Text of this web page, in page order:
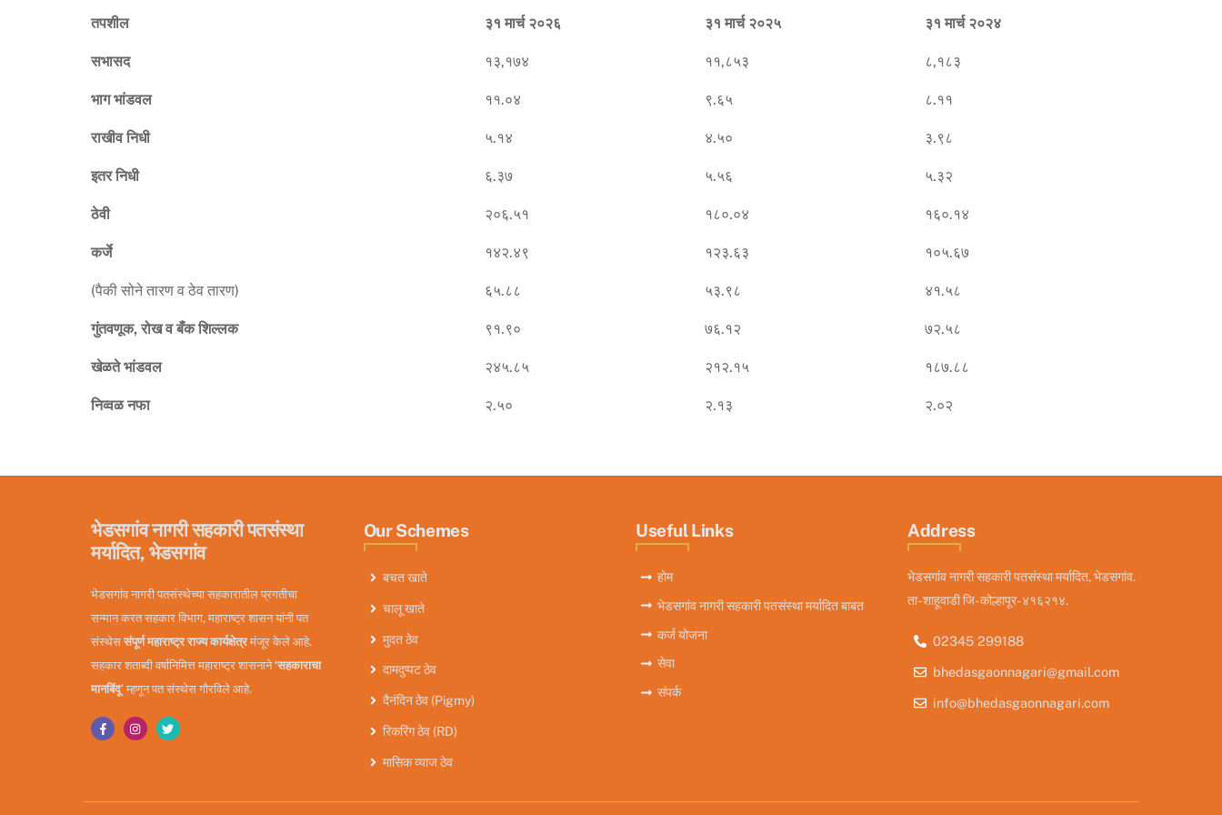
तपशील ३१ मार्च २०२६ ३१ मार्च २०२५ ३१ मार्च २०२४
सभासद १३,१७४ ११,८५३ ८,१८३
भाग भांडवल ११.०४ ९.६५ ८.११
राखीव निधी ५.१४ ४.५० ३.९८
इतर निधी ६.३७ ५.५६ ५.३२
ठेवी २०६.५१ १८०.०४ १६०.१४
कर्जे १४२.४९ १२३.६३ १०५.६७
(पैकी सोने तारण व ठेव तारण) ६५.८८ ५३.९८ ४१.५८
गुंतवणूक, रोख व बँक शिल्लक ९१.९० ७६.१२ ७२.५८
खेळते भांडवल २४५.८५ २१२.१५ १८७.८८
निव्वळ नफा २.५० २.१३ २.०२
भेडसगांव नागरी सहकारी पतसंस्था
मर्यादित, भेडसगांव
भेडसगांव नागरी पतसंस्थेच्या सहकारातील प्रगतीचा
सन्मान करत सहकार विभाग, महाराष्ट्र शासन यांनी पत
संस्थेससंपूर्ण महाराष्ट्र राज्य कार्यक्षेत्रमंजूर केले आहे.
सहकार शताब्दी वर्षानिमित्त महाराष्ट्र शासनाने‘सहकाराचा
मानबिंदू’ म्हणून पत संस्थेस गौरविले आहे.
Our Schemes
बचत खाते
चालू खाते
मुदत ठेव
दामदुप्पट ठेव
दैनंदिन ठेव (Pigmy)
रिकरिंग ठेव (RD)
मासिक व्याज ठेव
Useful Links
होम
भेडसगांव नागरी सहकारी पतसंस्था मर्यादित बाबत
कर्ज योजना
सेवा
संपर्क
Address
भेडसगांव नागरी सहकारी पतसंस्था मर्यादित, भेडसगांव.
ता- शाहूवाडी जि- कोल्हापूर- ४१६२१४.
02345 299188
bhedasgaonnagari@gmail.com
info@bhedasgaonnagari.com